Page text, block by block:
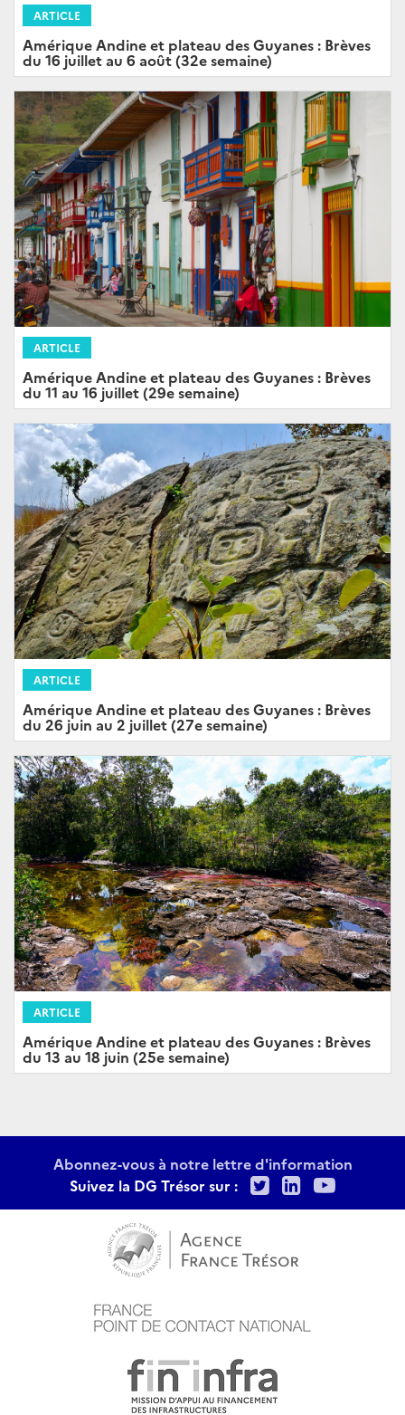
ARTICLE
Amérique Andine et plateau des Guyanes : Brèves
du 16 juillet au 6 août (32e semaine)
ARTICLE
Amérique Andine et plateau des Guyanes : Brèves
du 11 au 16 juillet (29e semaine)
ARTICLE
Amérique Andine et plateau des Guyanes : Brèves
du 26 juin au 2 juillet (27e semaine)
ARTICLE
Amérique Andine et plateau des Guyanes : Brèves
du 13 au 18 juin (25e semaine)
Abonnez-vous à notre lettre d'information
Suivez la DG Trésor sur :
TwitterLinkedIn